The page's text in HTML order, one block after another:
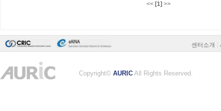
<< [1] >>
센터소개
Copyright© AURIC All Rights Reserved.